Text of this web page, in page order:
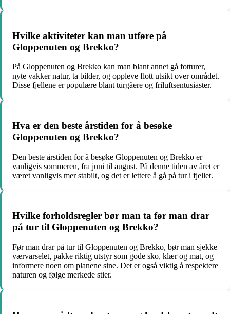
Hvilke aktiviteter kan man utføre på
Gloppenuten og Brekko?
På Gloppenuten og Brekko kan man blant annet gå fotturer,
nyte vakker natur, ta bilder, og oppleve flott utsikt over området.
Disse fjellene er populære blant turgåere og friluftsentusiaster.
Hva er den beste årstiden for å besøke
Gloppenuten og Brekko?
Den beste årstiden for å besøke Gloppenuten og Brekko er
vanligvis sommeren, fra juni til august. På denne tiden av året er
været vanligvis mer stabilt, og det er lettere å gå på tur i fjellet.
Hvilke forholdsregler bør man ta før man drar
på tur til Gloppenuten og Brekko?
Før man drar på tur til Gloppenuten og Brekko, bør man sjekke
værvarselet, pakke riktig utstyr som gode sko, klær og mat, og
informere noen om planene sine. Det er også viktig å respektere
naturen og følge merkede stier.